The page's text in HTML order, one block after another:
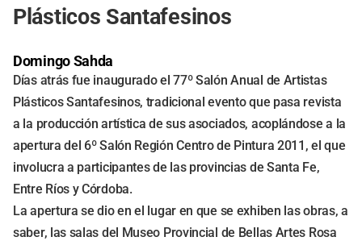
Plásticos Santafesinos
Domingo Sahda
Días atrás fue inaugurado el 77º Salón Anual de Artistas
Plásticos Santafesinos, tradicional evento que pasa revista
a la producción artística de sus asociados, acoplándose a la
apertura del 6º Salón Región Centro de Pintura 2011, el que
involucra a participantes de las provincias de Santa Fe,
Entre Ríos y Córdoba.
La apertura se dio en el lugar en que se exhiben las obras, a
saber, las salas del Museo Provincial de Bellas Artes Rosa